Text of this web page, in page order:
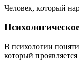
Человек, который
В психологии
который